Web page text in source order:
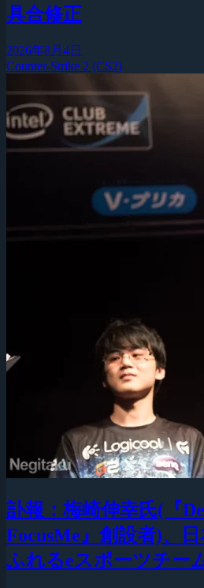
具合修正
2026年8月4日
Counter-Strike 2 (CS2)
訃報：梅崎伸幸氏(『
FocusMe』創設者)、
ふれるeスポーツチー